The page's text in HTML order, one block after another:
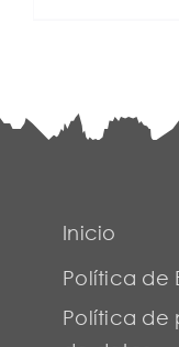
Inicio
Política de
Política de